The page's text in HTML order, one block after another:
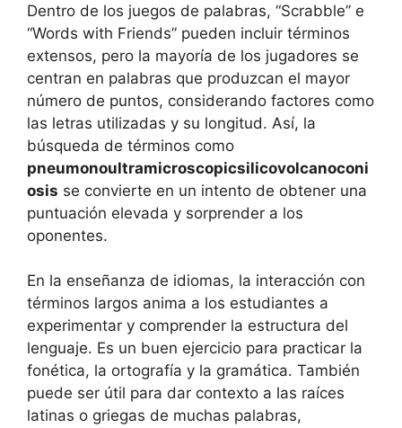
Dentro de los juegos de palabras, “Scrabble” e
“Words with Friends” pueden incluir términos
extensos, pero la mayoría de los jugadores se
centran en palabras que produzcan el mayor
número de puntos, considerando factores como
las letras utilizadas y su longitud. Así, la
búsqueda de términos como
pneumonoultramicroscopicsilicovolcanoconi
osis se convierte en un intento de obtener una
puntuación elevada y sorprender a los
oponentes.
En la enseñanza de idiomas, la interacción con
términos largos anima a los estudiantes a
experimentar y comprender la estructura del
lenguaje. Es un buen ejercicio para practicar la
fonética, la ortografía y la gramática. También
puede ser útil para dar contexto a las raíces
latinas o griegas de muchas palabras,